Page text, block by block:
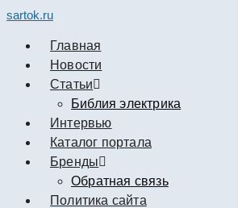
sartok.ru
Главная
Новости
Cтатьи
Библия электрика
Интервью
Каталог портала
Бренды
Обратная связь
Политика сайта